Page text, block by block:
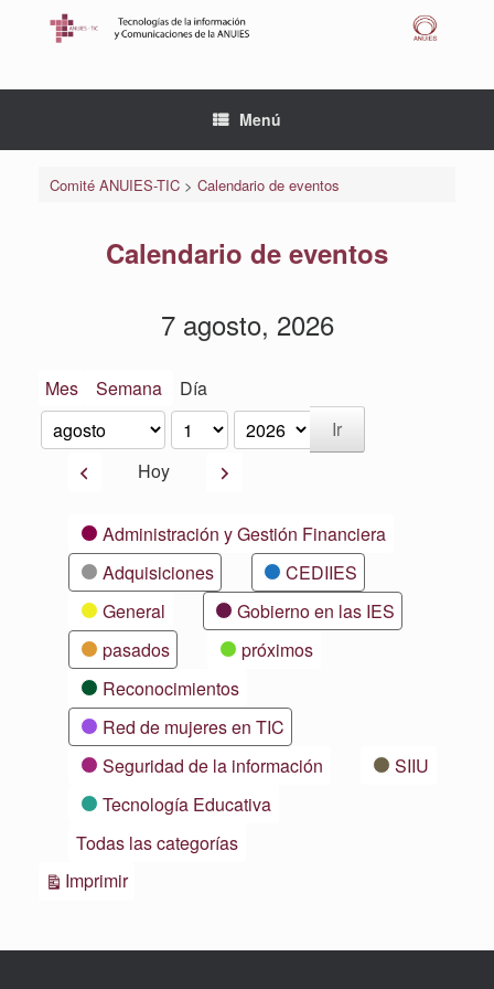
Menú
Comité ANUIES-TIC> Calendario de eventos
Calendario de eventos
7 agosto, 2026
Mes Semana Día
Mes
Día
Año
AnteriorHoy Siguiente
CategoríasAdministración y Gestión Financiera
Adquisiciones
CEDIIES
General
Gobierno en las IES
pasados
próximos
Reconocimientos
Red de mujeres en TIC
Seguridad de la información
SIIU
Tecnología Educativa
Todas las categorías
ImprimirVistas